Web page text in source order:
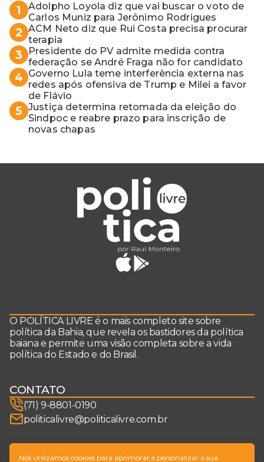
1
Adolpho Loyola diz que vai buscar o voto de
Carlos Muniz para Jerônimo Rodrigues
2 ACM Neto diz que Rui Costa precisa procurar
terapia
3
Presidente do PV admite medida contra
federação se André Fraga não for candidato
4 Governo Lula teme interferência externa nas
redes após ofensiva de Trump e Milei a favor
de Flávio
5 Justiça determina retomada da eleição do
Sindpoc e reabre prazo para inscrição de
novas chapas
O POLÍTICA LIVRE é o mais completo site sobre
política da Bahia, que revela os bastidores da política
baiana e permite uma visão completa sobre a vida
política do Estado e do Brasil.
CONTATO
(71) 9-8801-0190
politicalivre@politicalivre.com.br
SIGA-NOS
Nós utilizamos cookies para aprimorar e personalizar a sua